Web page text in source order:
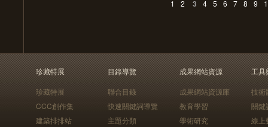
1 2 3 4 5 6 7 8 9
珍藏特展
珍藏特展
CCC創作集
建築排排站
目錄導覽
聯合目錄
快速關鍵詞導覽
主題分類
成果網站資源
成果網站資源庫
教育學習
學術研究
工具
技術
關鍵
線上